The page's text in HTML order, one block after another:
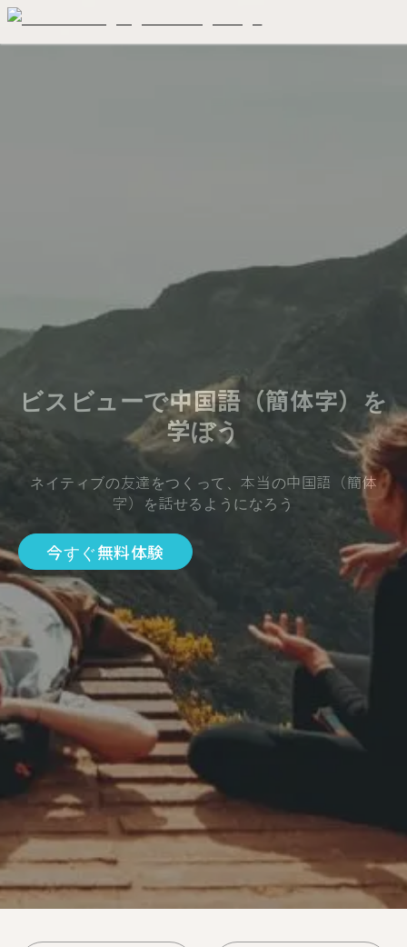
ビスビューで中国語（簡体字）を
学ぼう
ネイティブの友達をつくって、本当の中国語（簡体
字）を話せるようになろう
今すぐ無料体験